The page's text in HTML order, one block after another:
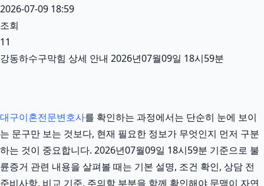
2026-07-09 18:59
조회
11
강동하수구막힘 상세 안내 2026년07월09일 18시59분
대구이혼전문변호사를 확인하는 과정에서는 단순히 눈에 보이
는 문구만 보는 것보다, 현재 필요한 정보가 무엇인지 먼저 구분
하는 것이 중요합니다. 2026년07월09일 18시59분 기준으로 불
륜증거 관련 내용을 살펴볼 때는 기본 설명, 조건 확인, 상담 전
준비사항, 비교 기준, 주의할 부분을 함께 확인해야 문맥이 자연